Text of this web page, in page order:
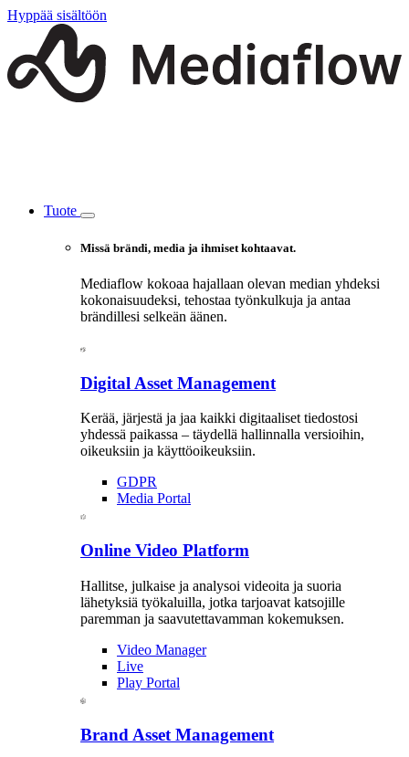
Hyppää sisältöön
Tuote
Missä brändi, media ja ihmiset kohtaavat.
Mediaflow kokoaa hajallaan olevan median yhdeksi
kokonaisuudeksi, tehostaa työnkulkuja ja antaa
brändillesi selkeän äänen.
Digital Asset Management
Kerää, järjestä ja jaa kaikki digitaaliset tiedostosi
yhdessä paikassa – täydellä hallinnalla versioihin,
oikeuksiin ja käyttöoikeuksiin.
GDPR
Media Portal
Online Video Platform
Hallitse, julkaise ja analysoi videoita ja suoria
lähetyksiä työkaluilla, jotka tarjoavat katsojille
paremman ja saavutettavamman kokemuksen.
Video Manager
Live
Play Portal
Brand Asset Management